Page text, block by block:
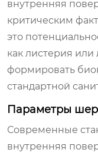
внутренняя
критическим
это
как листерия или
формировать
стандартной
Параметры
Современные
внутренняя